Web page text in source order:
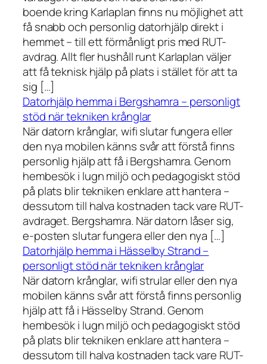
boende kring Karlaplan finns nu möjlighet att
få snabb och personlig datorhjälp direkt i
hemmet – till ett förmånligt pris med RUT-
avdrag. Allt fler hushåll runt Karlaplan väljer
att få teknisk hjälp på plats i stället för att ta
sig […]
Datorhjälp hemma i Bergshamra – personligt
stöd när tekniken krånglar
När datorn krånglar, wifi slutar fungera eller
den nya mobilen känns svår att förstå finns
personlig hjälp att få i Bergshamra. Genom
hembesök i lugn miljö och pedagogiskt stöd
på plats blir tekniken enklare att hantera –
dessutom till halva kostnaden tack vare RUT-
avdraget. Bergshamra. När datorn låser sig,
e-posten slutar fungera eller den nya […]
Datorhjälp hemma i Hässelby Strand –
personligt stöd när tekniken krånglar
När datorn krånglar, wifi strular eller den nya
mobilen känns svår att förstå finns personlig
hjälp att få i Hässelby Strand. Genom
hembesök i lugn miljö och pedagogiskt stöd
på plats blir tekniken enklare att hantera –
dessutom till halva kostnaden tack vare RUT-